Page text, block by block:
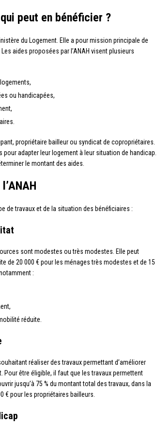
peut en bénéficier ?
du Logement. Elle a pour mission principale de
aides proposées par l’ANAH visent plusieurs
ou handicapées,
propriétaire bailleur ou syndicat de copropriétaires.
adapter leur logement à leur situation de handicap.
le montant des aides.
de travaux et de la situation des bénéficiaires :
sont modestes ou très modestes. Elle peut
de 20 000 € pour les ménages très modestes et de 15
:
réduite.
réaliser des travaux permettant d’améliorer
être éligible, il faut que les travaux permettent
jusqu’à 75 % du montant total des travaux, dans la
€ pour les propriétaires bailleurs.